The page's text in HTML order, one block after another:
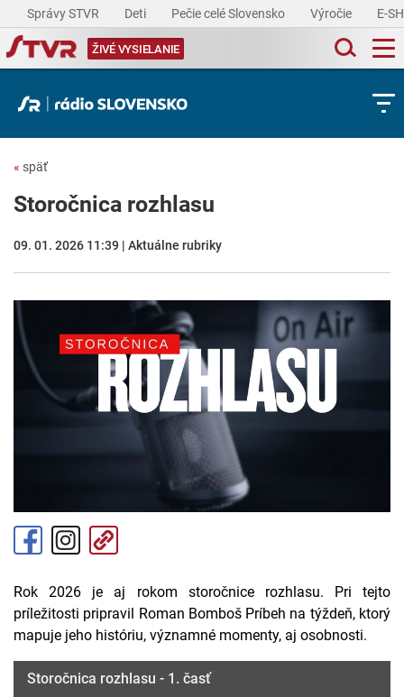
Správy STVR Deti Pečie celé Slovensko Výročie E-
ŽIVÉ VYSIELANIE
« späť
Storočnica rozhlasu
09. 01. 2026 11:39 | Aktuálne rubriky
Rok 2026 je aj rokom storočnice rozhlasu. Pri tejto
príležitosti pripravil Roman Bomboš Príbeh na týždeň, ktorý
mapuje jeho históriu, významné momenty, aj osobnosti.
Storočnica rozhlasu - 1. časť